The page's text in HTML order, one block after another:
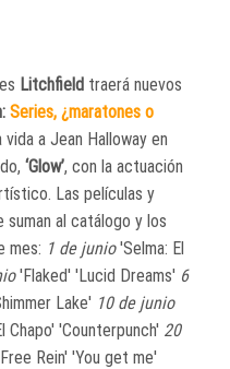
Litchfield traerá nuevos
Series, ¿maratones o
vida a Jean Halloway en
‘Glow’, con la actuación
Las películas y
suman al catálogo y los
mes: 1 de junio'Selma: El
'Flaked' 'Lucid Dreams' 6
Lake' 10 de junio
Chapo' 'Counterpunch' 20
Rein' 'You get me'